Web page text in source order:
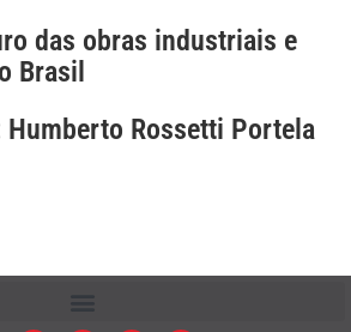
das obras industriais e
Brasil
Humberto Rossetti Portela